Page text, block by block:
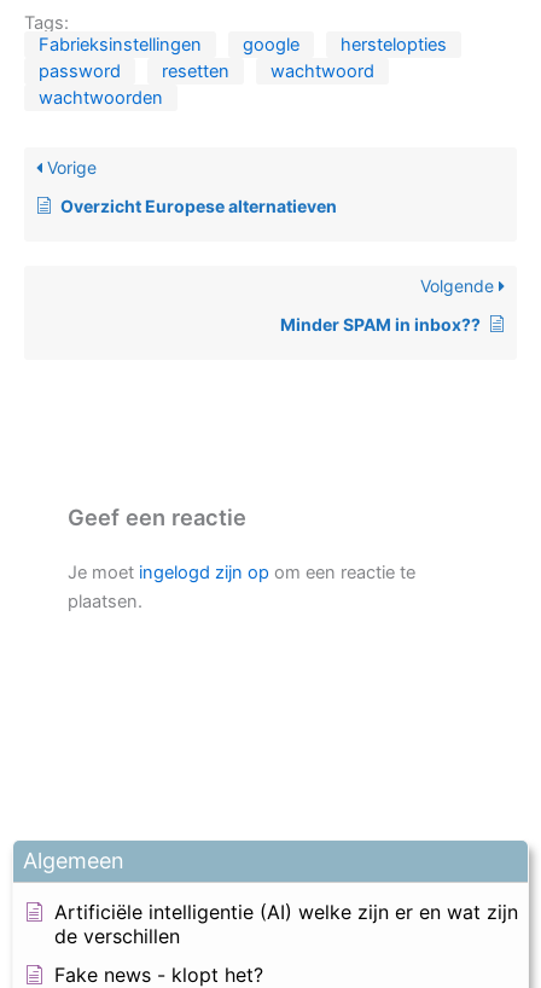
Algemeen
Artificiële intelligentie (AI) welke zijn er en wat zijn
de verschillen
Fake news - klopt het?
Tags:
Fabrieksinstellingen
google
herstelopties
password
resetten
wachtwoord
wachtwoorden
Vorige
Overzicht Europese alternatieven
Volgende
Minder SPAM in inbox??
Geef een reactie
Je moet ingelogd zijn op om een reactie te
plaatsen.